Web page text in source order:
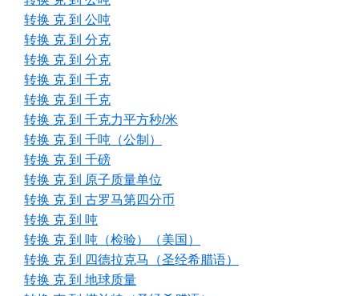
转换 克 到 公吨
转换 克 到 分克
转换 克 到 分克
转换 克 到 千克
转换 克 到 千克
转换 克 到 千克力平方秒/米
转换 克 到 千吨（公制）
转换 克 到 千磅
转换 克 到 原子质量单位
转换 克 到 古罗马第四分币
转换 克 到 吨
转换 克 到 吨（检验）（美国）
转换 克 到 四德拉克马（圣经希腊语）
转换 克 到 地球质量